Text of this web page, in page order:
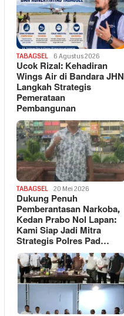
TABAGSEL 6 Agustus 2026
Ucok Rizal: Kehadiran
Wings Air di Bandara JHN
Langkah Strategis
Pemerataan
Pembangunan
TABAGSEL 20 Mei 2026
Dukung Penuh
Pemberantasan Narkoba,
Kedan Prabo Nol Lapan:
Kami Siap Jadi Mitra
Strategis Polres Pad…